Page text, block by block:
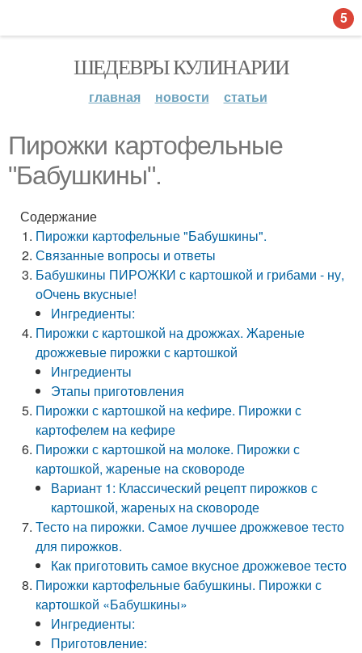
ШЕДЕВРЫ КУЛИНАРИИ
главная новости статьи
Пирожки картофельные
"Бабушкины".
Содержание
Пирожки картофельные "Бабушкины".
Связанные вопросы и ответы
Бабушкины ПИРОЖКИ с картошкой и грибами - ну,
оОчень вкусные!
Ингредиенты:
Пирожки с картошкой на дрожжах. Жареные
дрожжевые пирожки с картошкой
Ингредиенты
Этапы приготовления
Пирожки с картошкой на кефире. Пирожки с
картофелем на кефире
Пирожки с картошкой на молоке. Пирожки с
картошкой, жареные на сковороде
Вариант 1: Классический рецепт пирожков с
картошкой, жареных на сковороде
Тесто на пирожки. Самое лучшее дрожжевое тесто
для пирожков.
Как приготовить самое вкусное дрожжевое тесто
Пирожки картофельные бабушкины. Пирожки с
картошкой «Бабушкины»
Ингредиенты:
Приготовление:
5